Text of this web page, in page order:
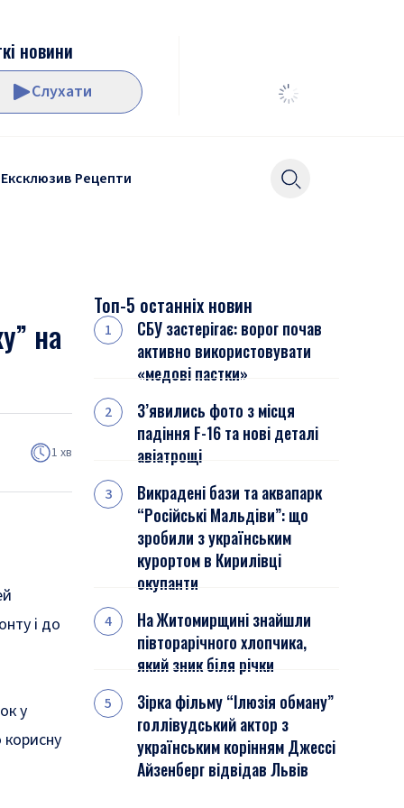
новини
Слухати
Ексклюзив Рецепти
на
1 хв
і до
у
корисну
Топ-5 останніх новин
СБУ застерігає: ворог почав
активно використовувати
«медові пастки»
З’явились фото з місця
падіння F-16 та нові деталі
авіатрощі
Викрадені бази та аквапарк
“Російські Мальдіви”: що
зробили з українським
курортом в Кирилівці
окупанти
На Житомирщині знайшли
півторарічного хлопчика,
який зник біля річки
Зірка фільму “Ілюзія обману”
голлівудський актор з
українським корінням Джессі
Айзенберг відвідав Львів